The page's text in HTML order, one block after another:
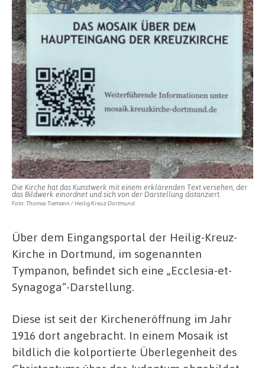
Die Kirche hat das Kunstwerk mit einem erklärenden Text versehen, der
das Bildwerk einordnet und sich von der Darstellung distanziert.
Foto: Thomas Tiemann / Heilig Kreuz Dortmund
Über dem Eingangsportal der Heilig-Kreuz-
Kirche in Dortmund, im sogenannten
Tympanon, befindet sich eine „Ecclesia-et-
Synagoga“-Darstellung.
Diese ist seit der Kircheneröffnung im Jahr
1916 dort angebracht. In einem Mosaik ist
bildlich die kolportierte Überlegenheit des